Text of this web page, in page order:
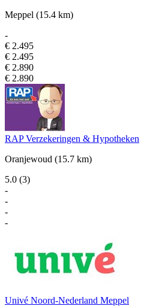
Meppel (15.4 km)
-
€ 2.495
€ 2.495
€ 2.890
€ 2.890
RAP Verzekeringen & Hypotheken
Oranjewoud (15.7 km)
5.0 (3)
-
-
-
-
Univé Noord-Nederland Meppel